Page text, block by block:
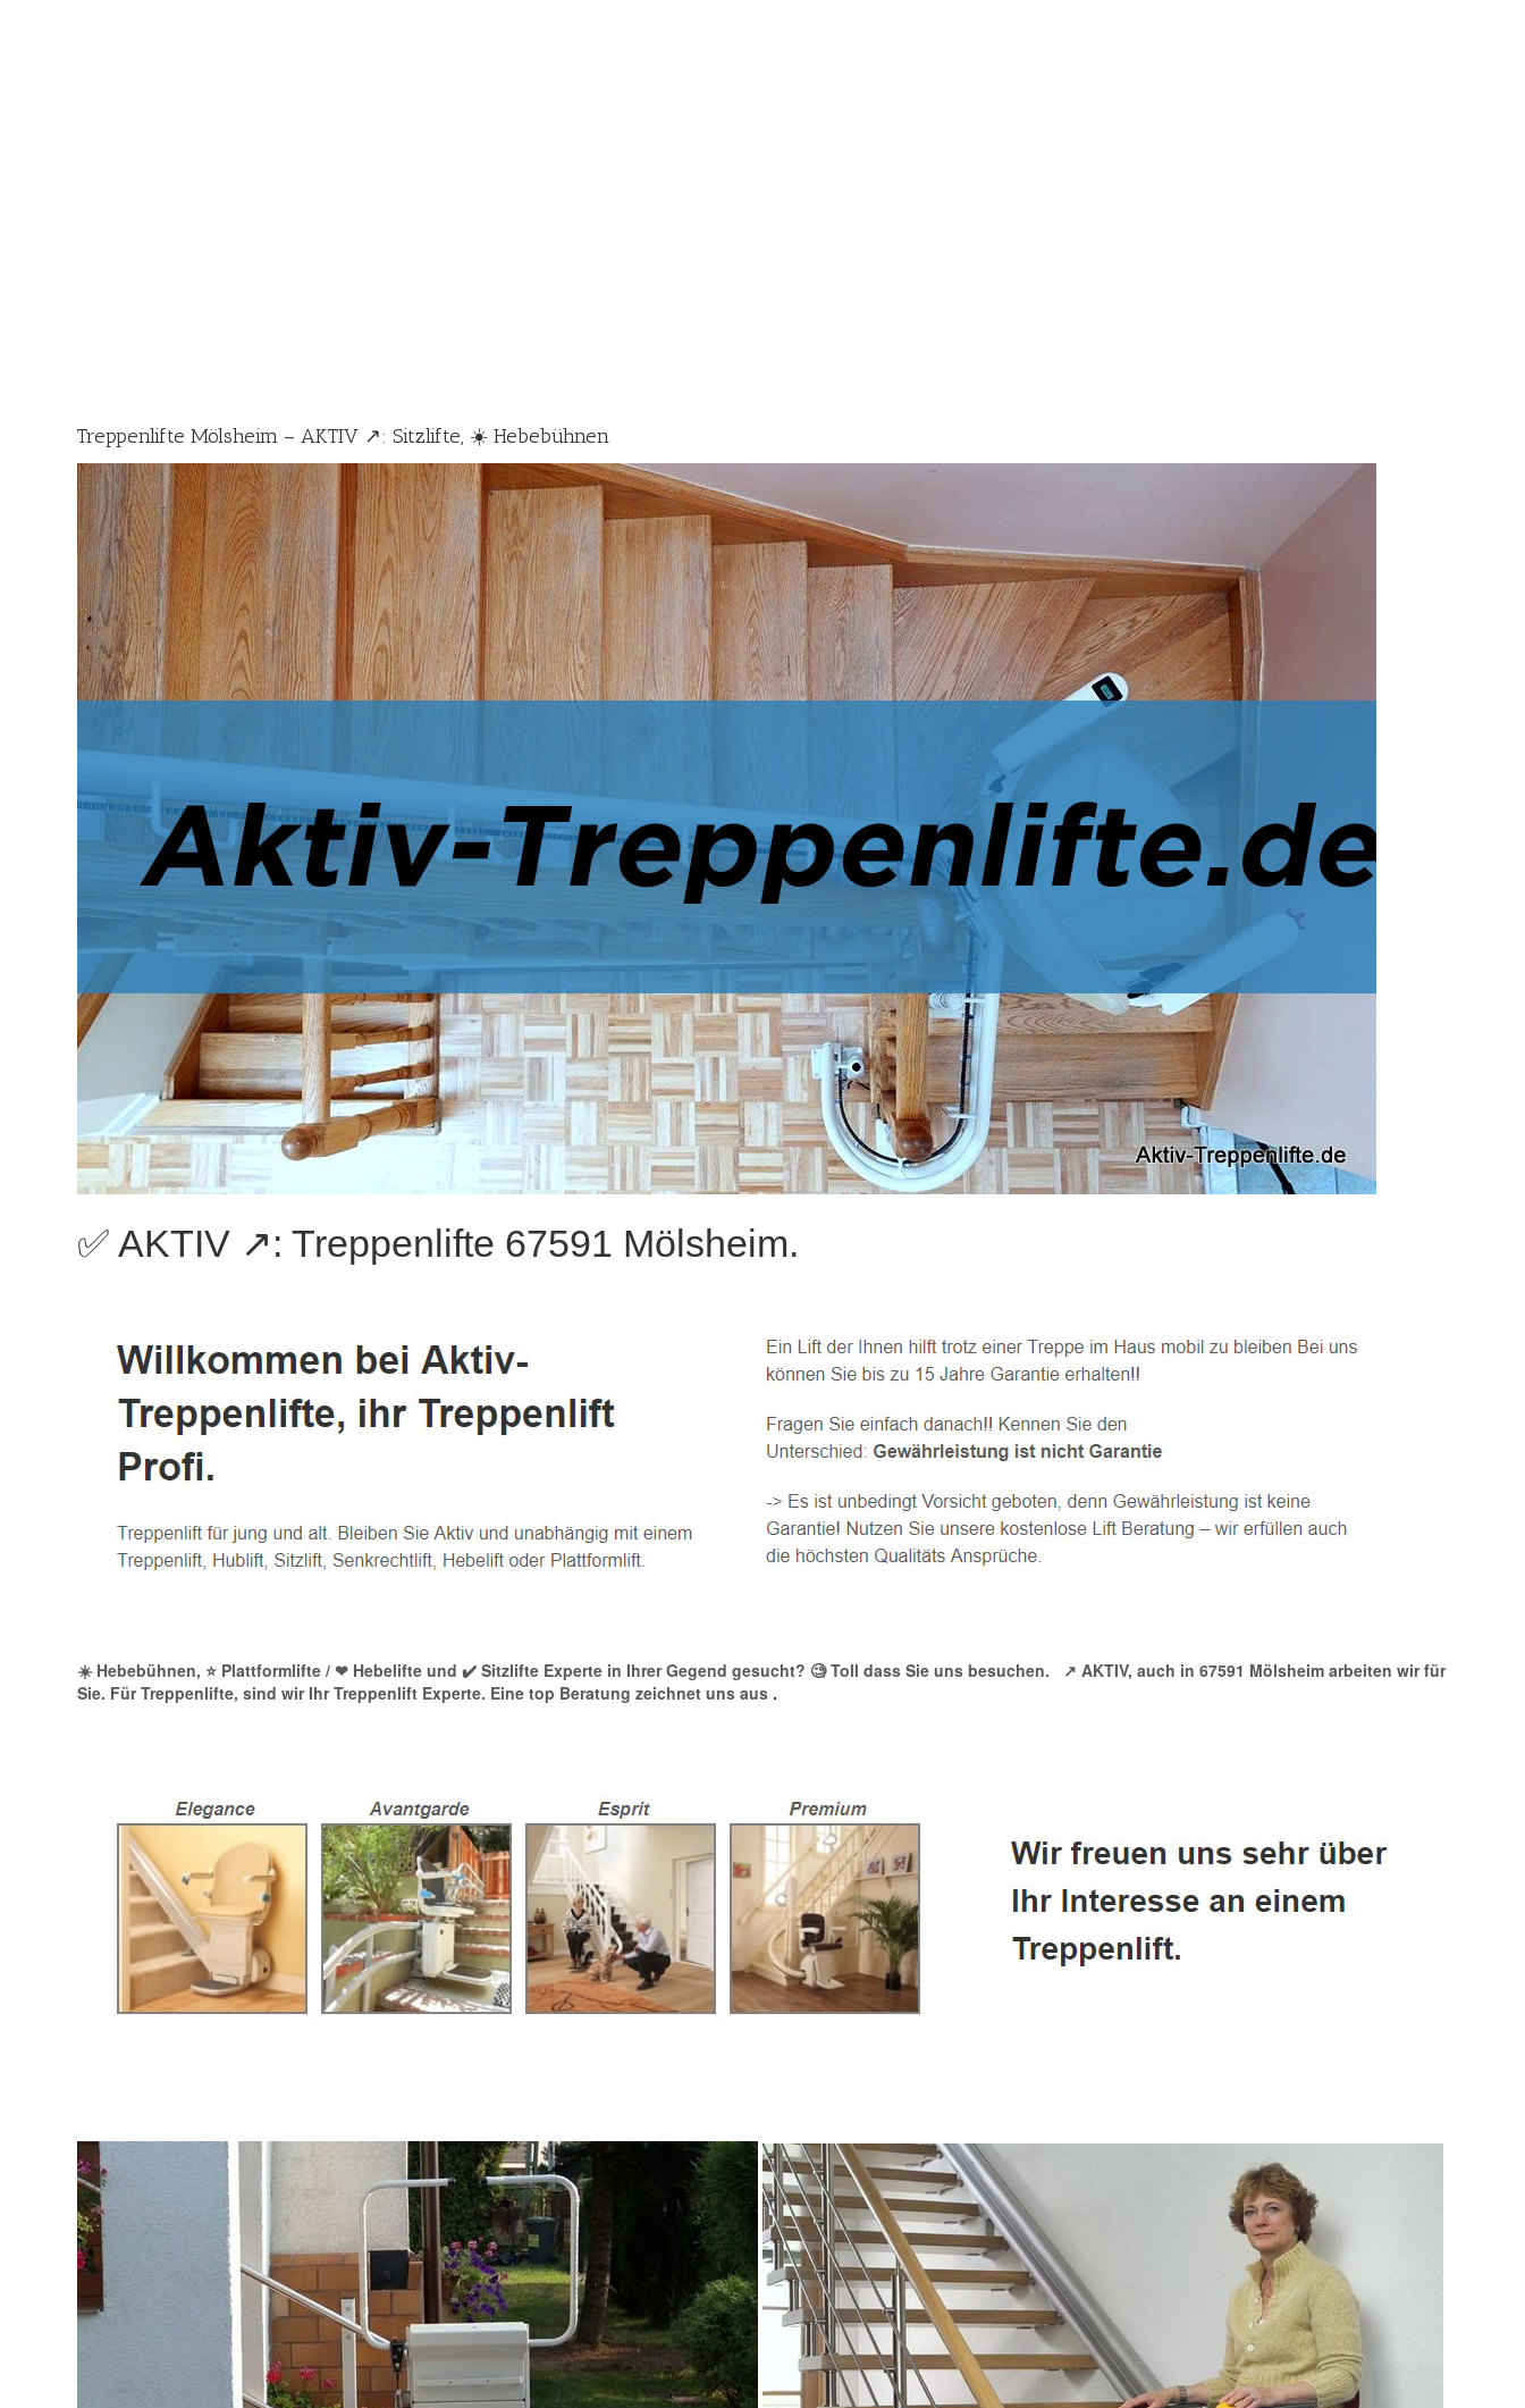
Treppenlifte Mölsheim – AKTIV ↗️: Sitzlifte, ☀️ Hebebühnen
✅ AKTIV ↗️: Treppenlifte 67591 Mölsheim.
☀️ Hebebühnen, ⭐ Plattformlifte / ❤ Hebelifte und ✔️ Sitzlifte Experte in Ihrer Gegend gesucht? 🧐 Toll dass Sie uns besuchen.
↗️ AKTIV, auch in 67591 Mölsheim arbeiten wir für
Sie. Für Treppenlifte, sind wir Ihr Treppenlift Experte. Eine top Beratung zeichnet uns aus .